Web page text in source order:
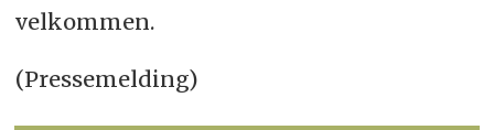
velkommen.
(Pressemelding)